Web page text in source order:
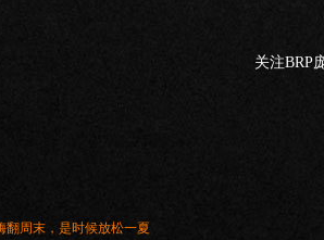
关注BRP
翻周末，是时候放松一夏